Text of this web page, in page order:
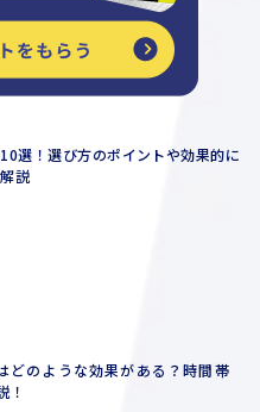
選！選び方のポイントや効果的に
説
どのような効果がある？時間帯
！